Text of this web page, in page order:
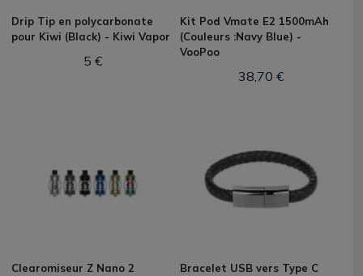
Drip Tip en polycarbonate
pour Kiwi (Black) - Kiwi Vapor
5 €
Kit Pod Vmate E2 1500mAh
(Couleurs :Navy Blue) -
VooPoo
38,70 €
Clearomiseur Z Nano 2
Bracelet USB vers Type C